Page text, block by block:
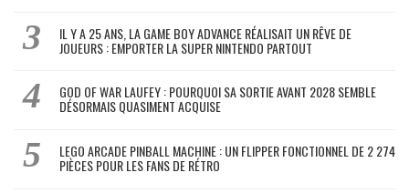
IL Y A 25 ANS, LA GAME BOY ADVANCE RÉALISAIT UN RÊVE DE
JOUEURS : EMPORTER LA SUPER NINTENDO PARTOUT
GOD OF WAR LAUFEY : POURQUOI SA SORTIE AVANT 2028 SEMBLE
DÉSORMAIS QUASIMENT ACQUISE
LEGO ARCADE PINBALL MACHINE : UN FLIPPER FONCTIONNEL DE 2 274
PIÈCES POUR LES FANS DE RÉTRO